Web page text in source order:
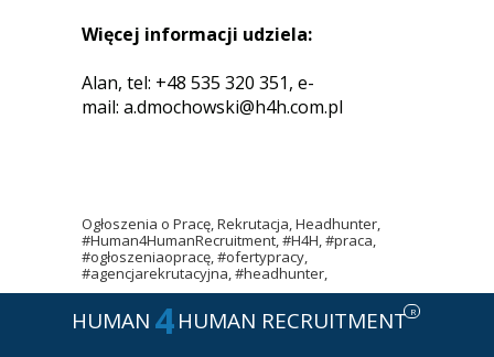
R
HUMAN RECRUITMENT
4
HUMAN
Więcej informacji udziela:
Alan, tel: +48 535 320 351, e-
mail: a.dmochowski@h4h.com.pl
Ogłoszenia o Pracę, Rekrutacja, Headhunter,
#Human4HumanRecruitment, #H4H, #praca,
#ogłoszeniaopracę, #ofertypracy,
#agencjarekrutacyjna, #headhunter,